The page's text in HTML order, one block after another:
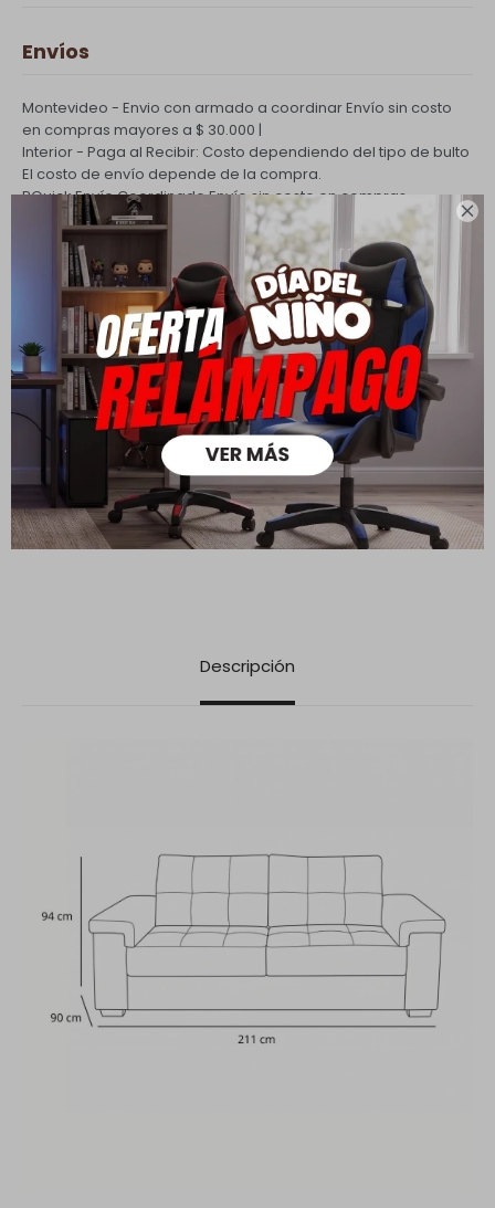

Envíos
Montevideo - Envio con armado a coordinarEnvío sin costo
en compras mayores a $ 30.000 |
Interior - Paga al Recibir: Costo dependiendo del tipo de bulto
El costo de envío depende de la compra.
PQuick Envío CoordinadoEnvío sin costo en compras
mayores a $ 30.000 |
Cambios y Devoluciones
Todas las compras realizadas tienen un plazo de 5 días para
su cambio.
Ver mas
Medios de pago
Descripción